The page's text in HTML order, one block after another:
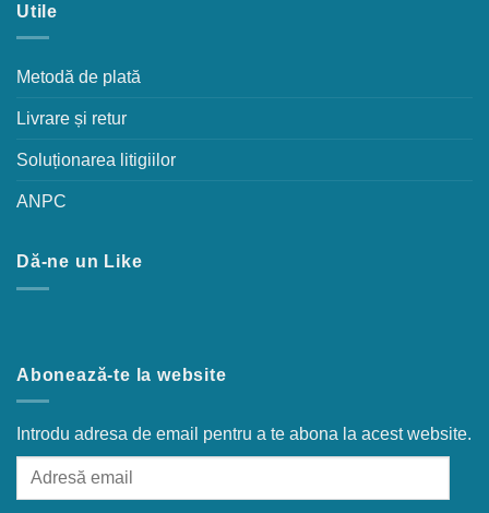
Utile
Metodă de plată
Livrare și retur
Soluționarea litigiilor
ANPC
Dă-ne un Like
Abonează-te la website
Introdu adresa de email pentru a te abona la acest website.
Adresă